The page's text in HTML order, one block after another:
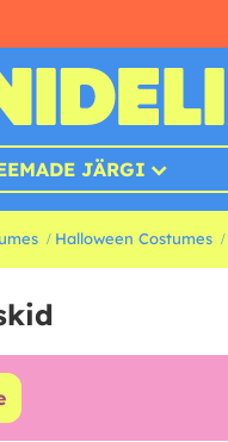
JÄRGI
Halloween Costumes